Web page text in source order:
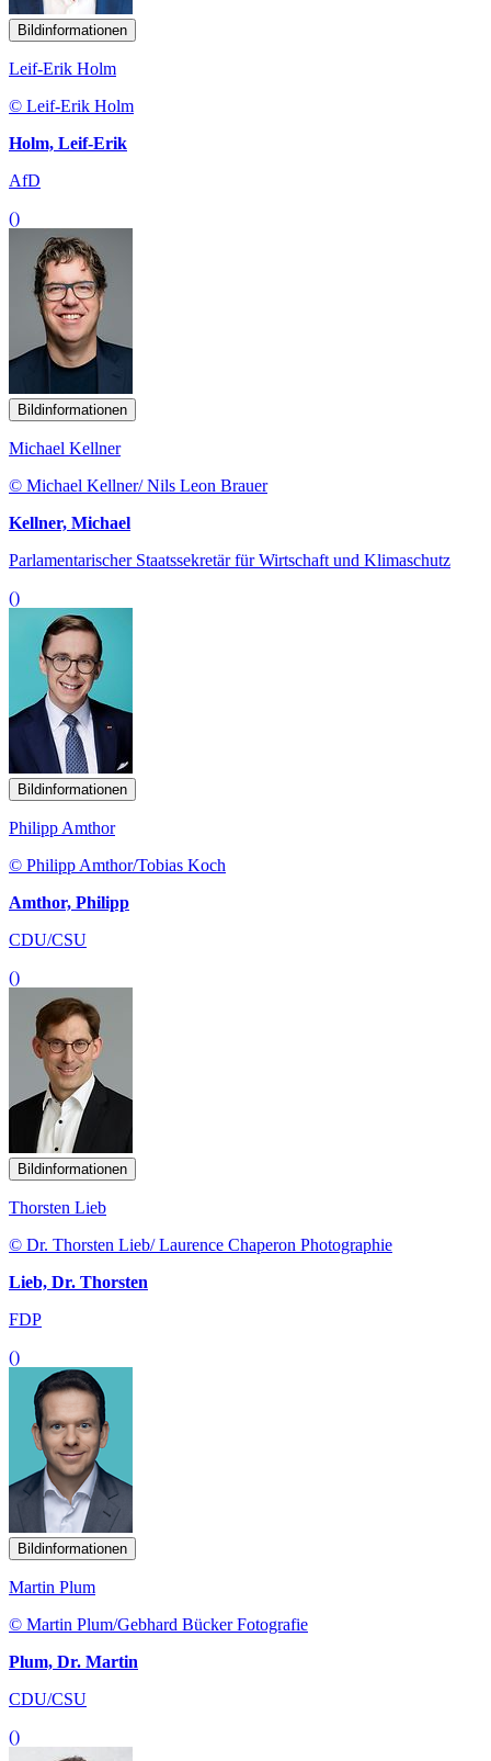
Bildinformationen
Leif-Erik Holm
© Leif-Erik Holm
Holm, Leif-Erik
AfD
()
Bildinformationen
Michael Kellner
© Michael Kellner/ Nils Leon Brauer
Kellner, Michael
Parlamentarischer Staatssekretär für Wirtschaft und Klimaschutz
()
Bildinformationen
Philipp Amthor
© Philipp Amthor/Tobias Koch
Amthor, Philipp
CDU/CSU
()
Bildinformationen
Thorsten Lieb
© Dr. Thorsten Lieb/ Laurence Chaperon Photographie
Lieb, Dr. Thorsten
FDP
()
Bildinformationen
Martin Plum
© Martin Plum/Gebhard Bücker Fotografie
Plum, Dr. Martin
CDU/CSU
()